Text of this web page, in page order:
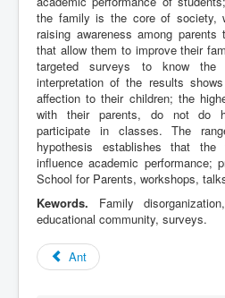
the family is the core of society,
raising awareness among
that allow them to improve their
targeted surveys to know the
interpretation of the results
affection to their children; the
with their parents, do not do
participate in classes. The
hypothesis establishes that the
influence academic performance;
School for Parents, workshops,
Kewords. Family
educational community, surveys.
Ant